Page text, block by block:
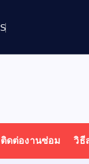
S
ติดต่องานซ่อม วิธี